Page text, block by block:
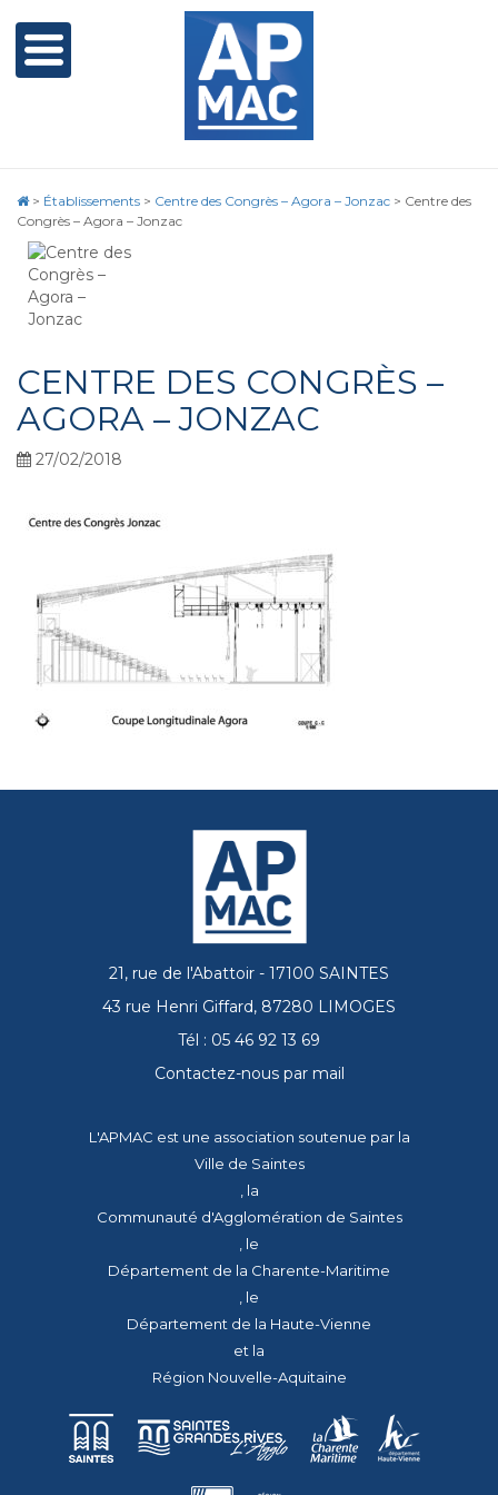
> Établissements > Centre des Congrès – Agora – Jonzac > Centre des
Congrès – Agora – Jonzac
CENTRE DES CONGRÈS –
AGORA – JONZAC
27/02/2018
21, rue de l'Abattoir - 17100 SAINTES
43 rue Henri Giffard, 87280 LIMOGES
Tél : 05 46 92 13 69
Contactez-nous par mail
L'APMAC est une association soutenue par la
Ville de Saintes
, la
Communauté d'Agglomération de Saintes
, le
Département de la Charente-Maritime
, le
Département de la Haute-Vienne
et la
Région Nouvelle-Aquitaine